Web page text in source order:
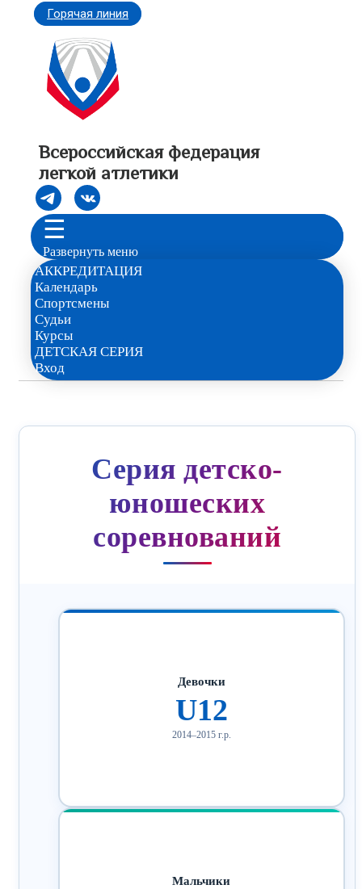
Горячая линия
Всероссийская федерация
легкой атлетики
☰
Развернуть меню
АККРЕДИТАЦИЯ
Календарь
Спортсмены
Судьи
Курсы
ДЕТСКАЯ СЕРИЯ
Вход
Серия детско-
юношеских
соревнований
Девочки
U12
2014–2015 г.р.
Мальчики